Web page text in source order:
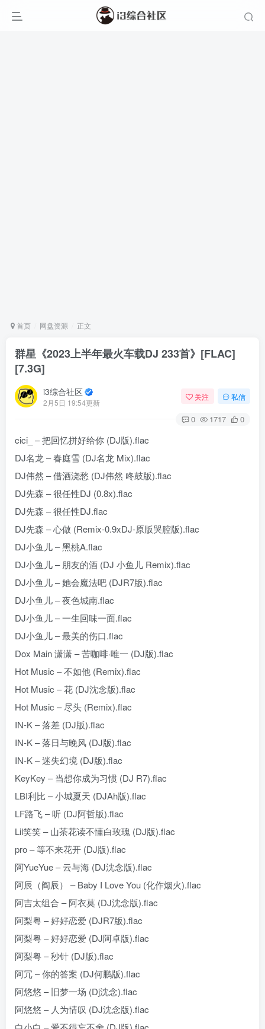
首页 网盘资源 正文
群星《2023上半年最火车载DJ 233首》[FLAC]
[7.3G]
i3综合社区
2月5日 19:54更新
关注 私信
0 1717 0
cici_ – 把回忆拼好给你 (DJ版).flac
DJ名龙 – 春庭雪 (DJ名龙 Mix).flac
DJ伟然 – 借酒浇愁 (DJ伟然 咚鼓版).flac
DJ先森 – 很任性DJ (0.8x).flac
DJ先森 – 很任性DJ.flac
DJ先森 – 心做 (Remix-0.9xDJ-原版哭腔版).flac
DJ小鱼儿 – 黑桃A.flac
DJ小鱼儿 – 朋友的酒 (DJ 小鱼儿 Remix).flac
DJ小鱼儿 – 她会魔法吧 (DJR7版).flac
DJ小鱼儿 – 夜色城南.flac
DJ小鱼儿 – 一生回味一面.flac
DJ小鱼儿 – 最美的伤口.flac
Dox Main 潇潇 – 苦咖啡·唯一 (DJ版).flac
Hot Music – 不如他 (Remix).flac
Hot Music – 花 (DJ沈念版).flac
Hot Music – 尽头 (Remix).flac
IN-K – 落差 (DJ版).flac
IN-K – 落日与晚风 (DJ版).flac
IN-K – 迷失幻境 (DJ版).flac
KeyKey – 当想你成为习惯 (DJ R7).flac
LBI利比 – 小城夏天 (DJAh版).flac
LF路飞 – 听 (DJ阿哲版).flac
Lil笑笑 – 山茶花读不懂白玫瑰 (DJ版).flac
pro – 等不来花开 (DJ版).flac
阿YueYue – 云与海 (DJ沈念版).flac
阿辰（阎辰） – Baby I Love You (化作烟火).flac
阿吉太组合 – 阿衣莫 (DJ沈念版).flac
阿梨粤 – 好好恋爱 (DJR7版).flac
阿梨粤 – 好好恋爱 (DJ阿卓版).flac
阿梨粤 – 秒针 (DJ版).flac
阿冗 – 你的答案 (DJ何鹏版).flac
阿悠悠 – 旧梦一场 (Dj沈念).flac
阿悠悠 – 人为情叹 (DJ沈念版).flac